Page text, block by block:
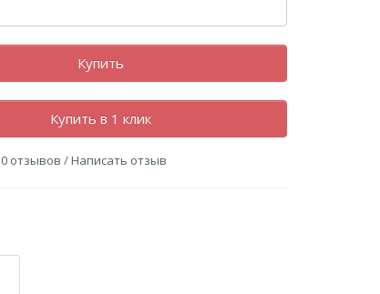
Купить
Купить в 1 клик
0 отзывов /Написать отзыв